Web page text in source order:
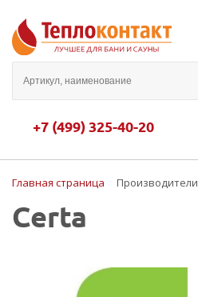
+7 (499) 325-40-20
Главная страница Производители
Certa